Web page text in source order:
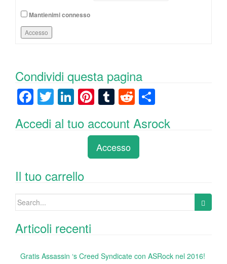
Mantienimi connesso
Accesso
Condividi questa pagina
F
c
o
o
k
T
wi
tt
Li
k
n
Pi
er
e
st
T
m
bl
r
R
e
d
di
t
n
Accedi al tuo account Asrock
Accesso
Il tuo carrello
Search
Articoli recenti
Gratis Assassin ‘s Creed Syndicate con ASRock nel 2016!